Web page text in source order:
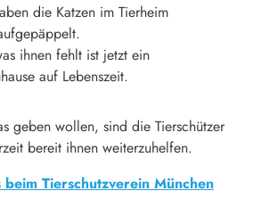
die Katzen im Tierheim
ihnen fehlt ist jetzt ein
auf Lebenszeit.
geben wollen, sind die Tierschützer
bereit ihnen weiterzuhelfen.
Tierschutzverein München